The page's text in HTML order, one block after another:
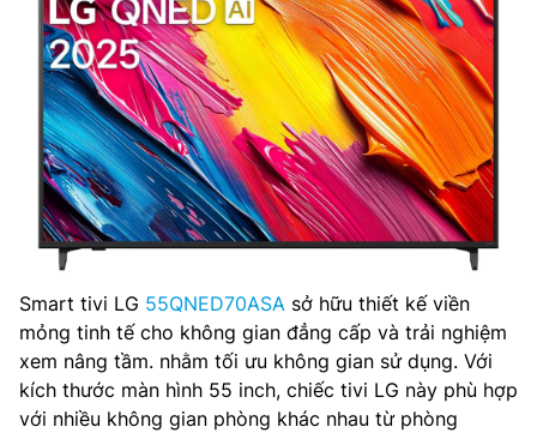
Smart tivi LG 55QNED70ASA sở hữu thiết kế viền
mỏng tinh tế cho không gian đẳng cấp và trải nghiệm
xem nâng tầm. nhằm tối ưu không gian sử dụng. Với
kích thước màn hình 55 inch, chiếc tivi LG này phù hợp
với nhiều không gian phòng khác nhau từ phòng